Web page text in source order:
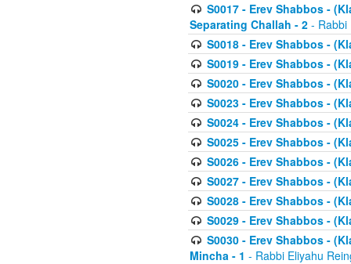
S0017 - Erev Shabbos -
Separating Challah - 2 - Rabbi
S0018 - Erev Shabbos -
S0019 - Erev Shabbos -
S0020 - Erev Shabbos -
S0023 - Erev Shabbos -
S0024 - Erev Shabbos -
S0025 - Erev Shabbos -
S0026 - Erev Shabbos -
S0027 - Erev Shabbos -
S0028 - Erev Shabbos -
S0029 - Erev Shabbos -
S0030 - Erev Shabbos -
Mincha - 1 - Rabbi Eliyahu